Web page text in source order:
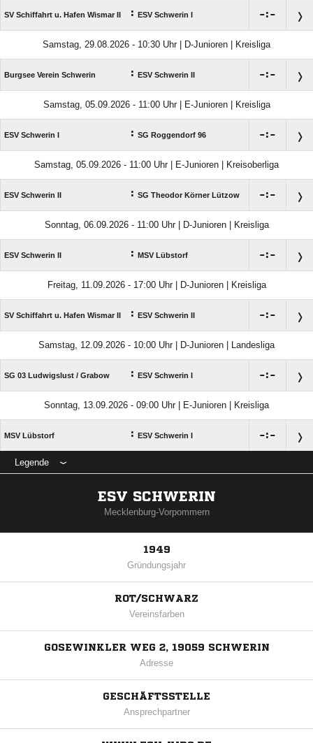
SV Schiffahrt u. Hafen Wismar II : ESV Schwerin I :
Samstag, 29.08.2026 - 10:30 Uhr | D-Junioren | Kreisliga
Burgsee Verein Schwerin : ESV Schwerin II :
Samstag, 05.09.2026 - 11:00 Uhr | E-Junioren | Kreisliga
ESV Schwerin I : SG Roggendorf 96 :
Samstag, 05.09.2026 - 11:00 Uhr | E-Junioren | Kreisoberliga
ESV Schwerin II : SG Theodor Körner Lützow :
Sonntag, 06.09.2026 - 11:00 Uhr | D-Junioren | Kreisliga
ESV Schwerin II : MSV Lübstorf :
Freitag, 11.09.2026 - 17:00 Uhr | D-Junioren | Kreisliga
SV Schiffahrt u. Hafen Wismar II : ESV Schwerin II :
Samstag, 12.09.2026 - 10:00 Uhr | D-Junioren | Landesliga
SG 03 Ludwigslust /​ Grabow : ESV Schwerin I :
Sonntag, 13.09.2026 - 09:00 Uhr | E-Junioren | Kreisliga
MSV Lübstorf : ESV Schwerin I :
Legende
ESV SCHWERIN
Mecklenburg-Vorpommern
1949
Gründungsjahr
ROT/SCHWARZ
Vereinsfarben
GOSEWINKLER WEG 2, 19059 SCHWERIN
Adresse
GESCHÄFTSSTELLE
Ansprechpartner